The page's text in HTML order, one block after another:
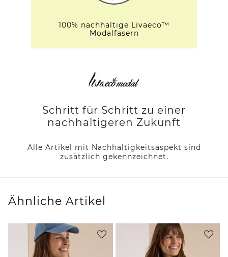
100% nachhaltige Livaeco™
Modalfasern
Schritt für Schritt zu einer
nachhaltigeren Zukunft
Alle Artikel mit Nachhaltigkeitsaspekt sind
zusätzlich gekennzeichnet.
Ähnliche Artikel